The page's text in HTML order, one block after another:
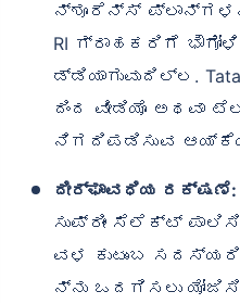
ನ್ಶೂರೆನ್ಸ್
RI ಗ್ರಾಹಕರಿಗೆ
ಡ್ಡಿಯಾಗುವುದಿಲ್ಲ.
ದಿಂದ ವೀಡಿಯೊ
ನಿಗದಿಪಡಿಸುವ
ದೀರ್ಘಾವಧಿಯ ರಕ್ಷಣೆ:
ಸುಪ್ರೀಂ ಸೆಲೆಕ್ಟ್
ವಳ ಕುಟುಂಬ
ನ್ನು ಒದಗಿಸಲು